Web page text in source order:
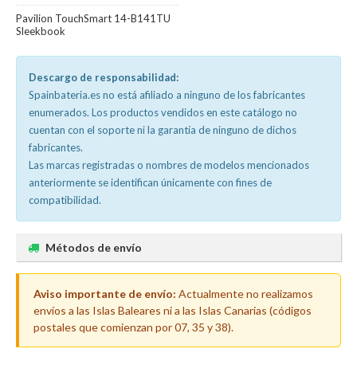
Pavilion TouchSmart 14-B141TU
Sleekbook
Descargo de responsabilidad:
Spainbateria.es no está afiliado a ninguno de los fabricantes
enumerados. Los productos vendidos en este catálogo no
cuentan con el soporte ni la garantía de ninguno de dichos
fabricantes.
Las marcas registradas o nombres de modelos mencionados
anteriormente se identifican únicamente con fines de
compatibilidad.
Métodos de envío
Aviso importante de envío: Actualmente no realizamos
envíos a las Islas Baleares ni a las Islas Canarias (códigos
postales que comienzan por 07, 35 y 38).